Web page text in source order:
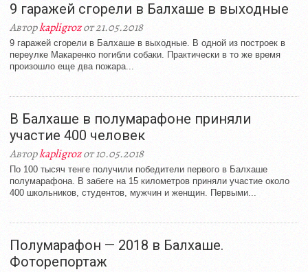
9 гаражей сгорели в Балхаше в выходные
Авторkapligrozот 21.05.2018
9 гаражей сгорели в Балхаше в выходные. В одной из построек в
переулке Макаренко погибли собаки. Практически в то же время
произошло еще два пожара...
В Балхаше в полумарафоне приняли
участие 400 человек
Авторkapligrozот 10.05.2018
По 100 тысяч тенге получили победители первого в Балхаше
полумарафона. В забеге на 15 километров приняли участие около
400 школьников, студентов, мужчин и женщин. Первыми...
Полумарафон — 2018 в Балхаше.
Фоторепортаж